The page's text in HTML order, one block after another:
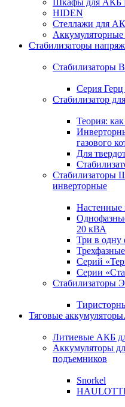
Шкафы для АКБ
HIDEN
Стеллажи для
Стабилизаторы
Стабилизаторы
Серия Герц
Стабилизатор
Теория:
газового
Для
Стабилизаторы
инверторные
Настенные
20 кВА
Три в одну
Серий
Серии
Стабилизаторы
Тяговые аккумуляторы.
Литиевые АКБ
Аккумуляторы
подъемников
Snorkel